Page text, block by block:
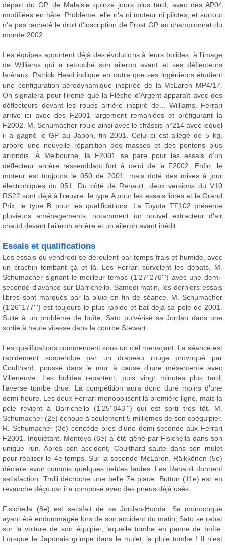
départ du GP de Malaisie quinze jours plus tard, avec des AP04
modifiées en hâte. Problème: elle n'a ni moteur ni pilotes, et surtout
n'a pas racheté le droit d'inscription de Prost GP au championnat du
monde 2002...
Les équipes apportent déjà des évolutions à leurs bolides, à l'image
de Williams qui a retouché son aileron avant et ses déflecteurs
latéraux. Patrick Head indique en outre que ses ingénieurs étudient
une configuration aérodynamique inspirée de la McLaren MP4/17.
On signalera pour l'ironie que la Flèche d'Argent apparaît avec des
déflecteurs devant les roues arrière inspiré de... Williams. Ferrari
arrive ici avec des F2001 largement remaniées et préfigurant la
F2002. M. Schumacher roule ainsi avec le châssis n°214 avec lequel
il a gagné le GP au Japon, fin 2001. Celui-ci est allégé de 5 kg,
arbore une nouvelle répartition des masses et des pontons plus
arrondis. À Melbourne, la F2001 se pare pour les essais d'un
déflecteur arrière ressemblant fort à celui de la F2002. Enfin, le
moteur est toujours le 050 de 2001, mais doté des mises à jour
électroniques du 051. Du côté de Renault, deux versions du V10
RS22 sont déjà à l'œuvre: le type A pour les essais libres et le Grand
Prix, le type B pour les qualifications. La Toyota TF102 présente
plusieurs aménagements, notamment un nouvel extracteur d'air
chaud devant l'aileron arrière et un aileron avant inédit.
Essais et qualifications
Les essais du vendredi se déroulent par temps frais et humide, avec
un crachin tombant çà et là. Les Ferrari survolent les débats, M.
Schumacher signant le meilleur temps (1'27''276''') avec une demi-
seconde d'avance sur Barrichello. Samedi matin, les derniers essais
libres sont marqués par la pluie en fin de séance. M. Schumacher
(1'26''177''') est toujours le plus rapide et bat déjà sa pole de 2001.
Suite à un problème de boîte, Satō pulvérise sa Jordan dans une
sortie à haute vitesse dans la courbe Stewart.
Les qualifications commencent sous un ciel menaçant. La séance est
rapidement suspendue par un drapeau rouge provoqué par
Coulthard, poussé dans le mur à cause d'une mésentente avec
Villeneuve. Les bolides repartent, puis vingt minutes plus tard,
l'averse tombe drue. La compétition aura donc duré moins d'une
demi-heure. Les deux Ferrari monopolisent la première ligne, mais la
pole revient à Barrichello (1'25''843''') qui est sorti très tôt. M.
Schumacher (2e) échoue à seulement 5 millièmes de son coéquipier.
R. Schumacher (3e) concède près d'une demi-seconde aux Ferrari
F2001. Inquiétant. Montoya (6e) a été gêné par Fisichella dans son
unique run. Après son accident, Coulthard saute dans son mulet
pour réaliser le 4e temps. Sur la seconde McLaren, Räikkönen (5e)
déclare avoir commis quelques petites fautes. Les Renault donnent
satisfaction. Trulli décroche une belle 7e place. Button (11e) est en
revanche déçu car il a composé avec des pneus déjà usés.
Fisichella (8e) est satisfait de sa Jordan-Honda. Sa monocoque
ayant été endommagée lors de son accident du matin, Satō se rabat
sur la voiture de son équipier, laquelle tombe en panne de boîte.
Lorsque le Japonais grimpe dans le mulet, la pluie tombe ! Il n'est